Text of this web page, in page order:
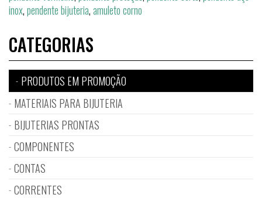
inox,pendente bijuteria,amuleto corno
CATEGORIAS
PRODUTOS EM PROMOÇÃO
MATERIAIS PARA BIJUTERIA
BIJUTERIAS PRONTAS
COMPONENTES
CONTAS
CORRENTES